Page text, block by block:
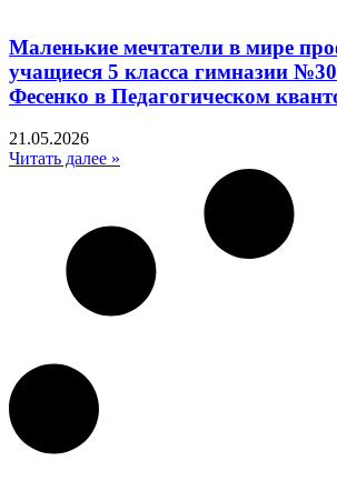
Маленькие мечтатели в мире
учащиеся 5 класса гимназии
Фесенко в Педагогическом
21.05.2026
Читать далее »